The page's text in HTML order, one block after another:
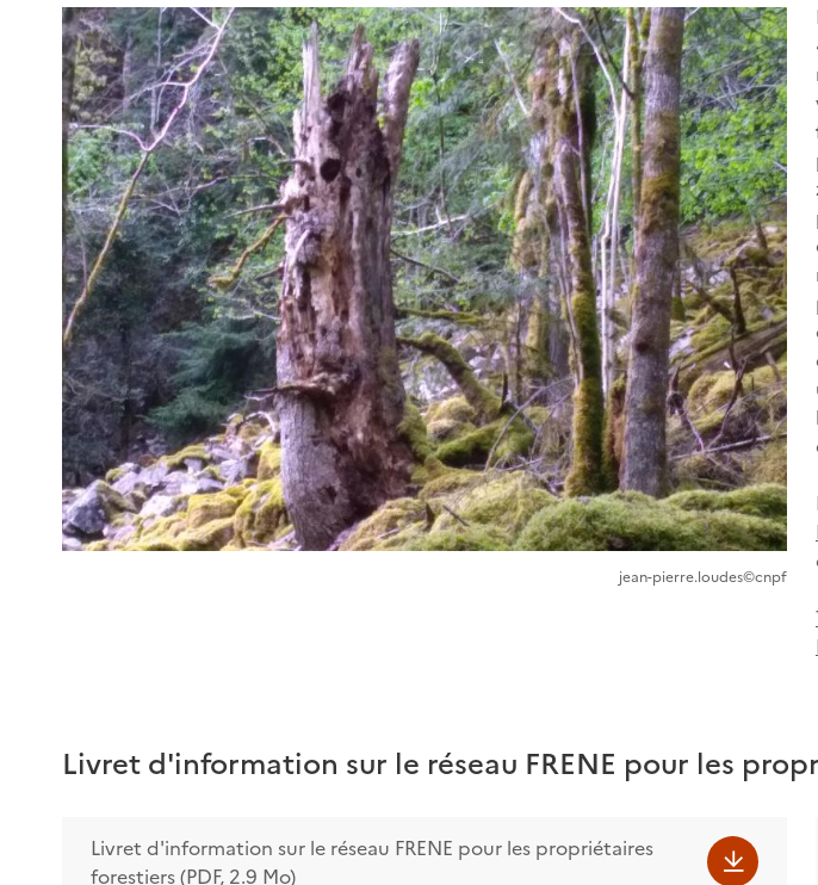
jean-pierre.loudes©cnpf
Livret d'information sur le réseau FRENE pour les
Livret d'information sur le réseau FRENE pour les propriétaires
forestiers (PDF, 2.9 Mo)